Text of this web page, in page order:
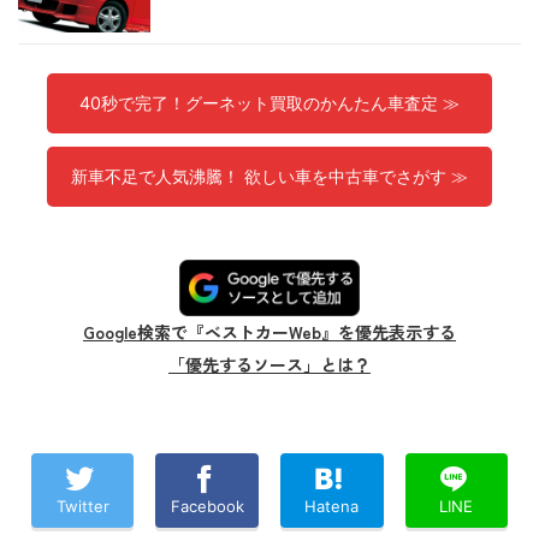
40秒で完了！グーネット買取のかんたん車査定 ≫
新車不足で人気沸騰！ 欲しい車を中古車でさがす ≫
Google検索で『ベストカーWeb』を優先表示する
「優先するソース」とは？
Twitter Facebook Hatena LINE